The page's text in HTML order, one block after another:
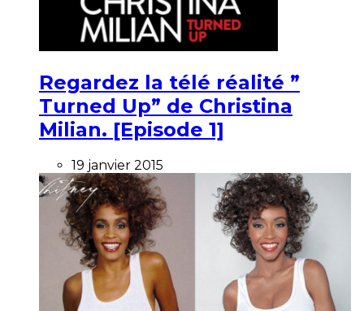
Regardez la télé réalité ”
Turned Up” de Christina
Milian. [Episode 1]
19 janvier 2015